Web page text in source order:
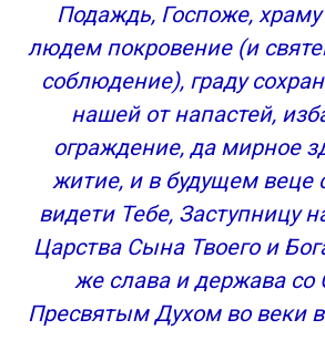
Подаждь, Госпоже,
людем покровение (и
соблюдение), граду
нашей от напастей,
ограждение, да мирное
житие, и в будущем веце
видети Тебе, Заступницу
Царства Сына Твоего и
же слава и держава со
Пресвятым Духом во веки